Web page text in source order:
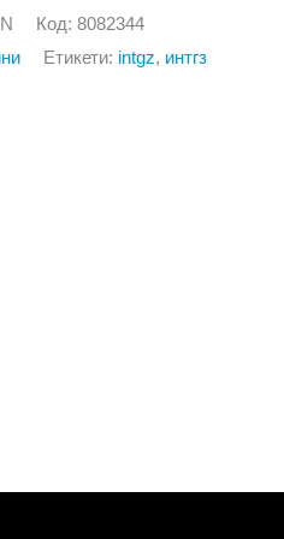
Код: 8082344
Етикети: intgz, интгз